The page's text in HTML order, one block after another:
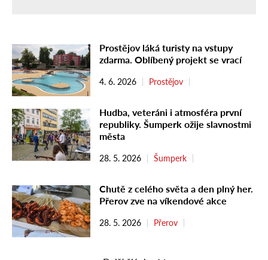
Prostějov láká turisty na vstupy
zdarma. Oblíbený projekt se vrací
4. 6. 2026 Prostějov
Hudba, veteráni i atmosféra první
republiky. Šumperk ožije slavnostmi
města
28. 5. 2026 Šumperk
Chutě z celého světa a den plný her.
Přerov zve na víkendové akce
28. 5. 2026 Přerov